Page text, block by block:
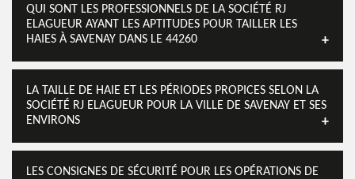
QUI SONT LES PROFESSIONNELS DE LA SOCIÉTÉ RJ
ELAGUEUR AYANT LES APTITUDES POUR TAILLER LES
HAIES À SAVENAY DANS LE 44260
LA TAILLE DE HAIE ET LES PÉRIODES PROPICES SELON LA
SOCIÉTÉ RJ ELAGUEUR POUR LA VILLE DE SAVENAY ET SES
ENVIRONS
LES CONSIGNES DE SÉCURITÉ POUR LES OPÉRATIONS DE